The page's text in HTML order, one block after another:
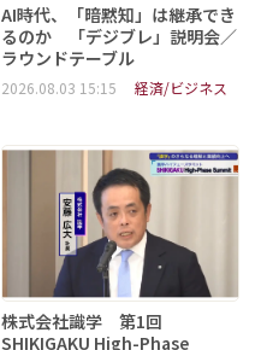
AI時代、「暗黙知」は継承でき
るのか 「デジブレ」説明会／
ラウンドテーブル
2026.08.03 15:15 経済/ビジネス
株式会社識学 第1回
SHIKIGAKU High-Phase